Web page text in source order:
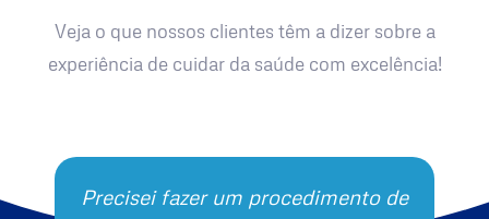
Veja o que nossos clientes têm a dizer sobre a
experiência de cuidar da saúde com excelência!
Precisei fazer um procedimento de